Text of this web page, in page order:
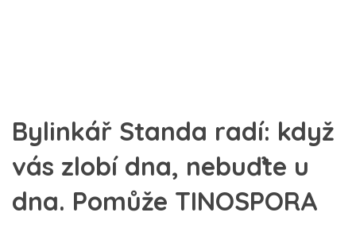
Bylinkář Standa radí: když
vás zlobí dna, nebuďte u
dna. Pomůže TINOSPORA